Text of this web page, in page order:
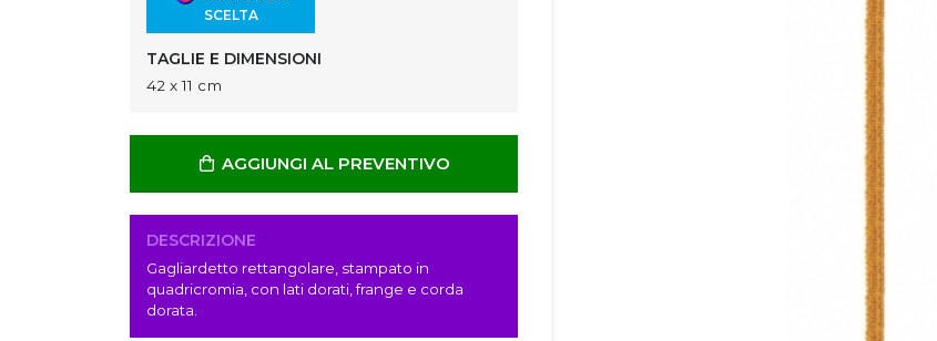
SCELTA
TAGLIE E DIMENSIONI
42 x 11 cm
AGGIUNGI AL PREVENTIVO
DESCRIZIONE
Gagliardetto rettangolare, stampato in
quadricromia, con lati dorati, frange e corda
dorata.